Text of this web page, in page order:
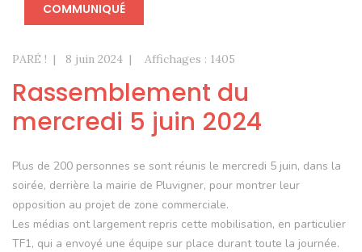
PARÉ !
COMMUNIQUÉ
8 juin 2024 Affichages : 1405
Rassemblement du
mercredi 5 juin 2024
Plus de 200 personnes se sont réunis le mercredi 5 juin, dans la
soirée, derrière la mairie de Pluvigner, pour montrer leur
opposition au projet de zone commerciale.
Les médias ont largement repris cette mobilisation, en particulier
TF1, qui a envoyé une équipe sur place durant toute la journée.